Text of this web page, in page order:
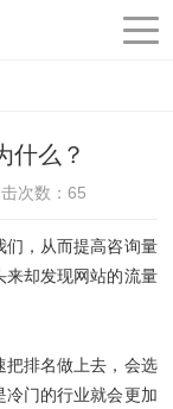
什么？
次数： 65
，从而提高咨询量
来却发现网站的流量
排名做上去，会选
冷门的行业就会更加